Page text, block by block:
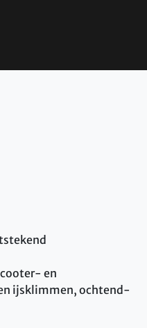
en
ijsklimmen, ochtend-